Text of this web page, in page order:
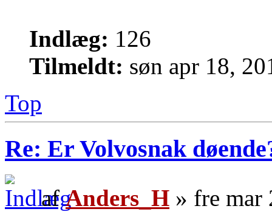
Indlæg: 126
Tilmeldt: søn apr 18,
Top
Re: Er Volvosnak
afAnders_H » fre mar